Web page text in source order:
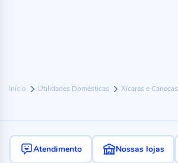
Início Utilidades Domésticas Xícaras e Canecas
Atendimento Nossas lojas